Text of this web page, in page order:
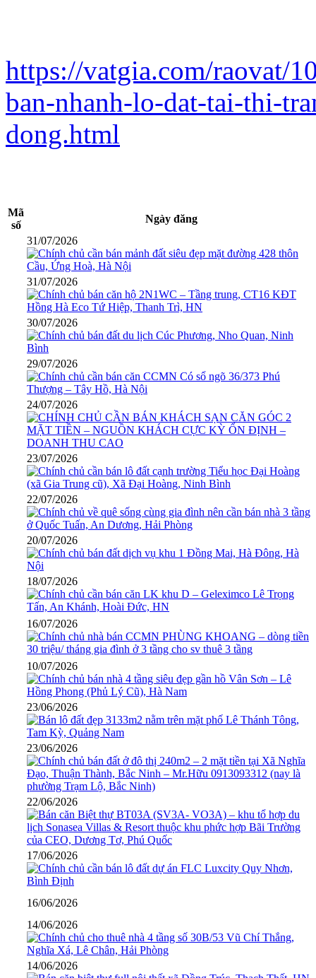
https://vatgia.com/raovat/
ban-nhanh-lo-dat-tai-thi-
dong.html
Mã
số
Ngày đăng
31/07/2026
31/07/2026
30/07/2026
29/07/2026
24/07/2026
23/07/2026
22/07/2026
20/07/2026
18/07/2026
16/07/2026
10/07/2026
23/06/2026
23/06/2026
22/06/2026
17/06/2026
16/06/2026
14/06/2026
14/06/2026